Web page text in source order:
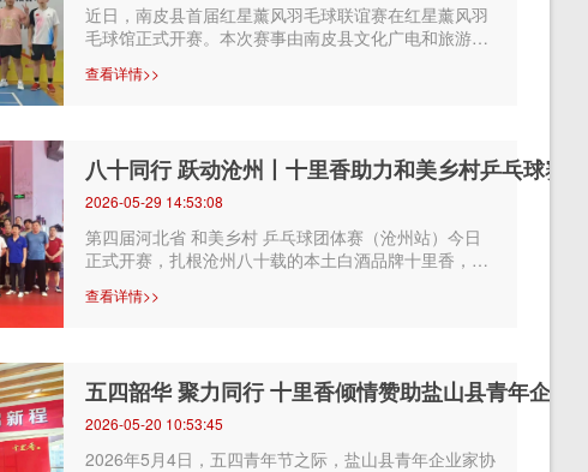
近日，南皮县首届红星薰风羽毛球联谊赛在红星薰风羽
毛球馆正式开赛。本次赛事由南皮县文化广电和旅游局
查看详情>>
八十同行 跃动沧州丨十里香助力和美乡村乒乓球赛
2026-05-29 14:53:08
第四届河北省 和美乡村 乒乓球团体赛（沧州站）今日
正式开赛，扎根沧州八十载的本土白酒品牌十里香，倾
查看详情>>
五四韶华 聚力同行 十里香倾情赞助盐山县青年企业
2026-05-20 10:53:45
2026年5月4日，五四青年节之际，盐山县青年企业家协